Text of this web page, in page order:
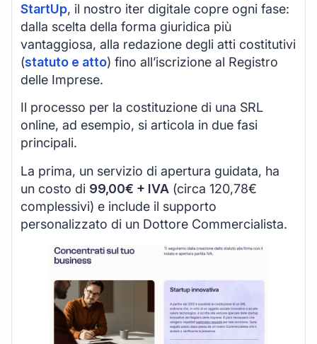
StartUp, il nostro iter digitale copre ogni fase:
dalla scelta della forma giuridica più
vantaggiosa, alla redazione degli atti costitutivi
(statuto e atto) fino all’iscrizione al Registro
delle Imprese.
Il processo per la costituzione di una SRL
online, ad esempio, si articola in due fasi
principali.
La prima, un servizio di apertura guidata, ha
un costo di 99,00€ + IVA (circa 120,78€
complessivi) e include il supporto
personalizzato di un Dottore Commercialista.